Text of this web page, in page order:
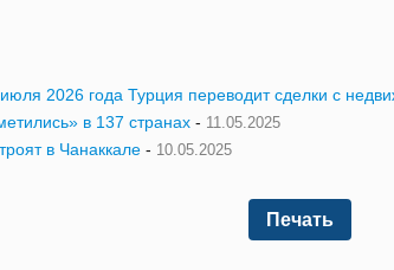
2026 года Турция переводит сделки с
в 137 странах - 11.05.2025
в Чанаккале - 10.05.2025
Печать